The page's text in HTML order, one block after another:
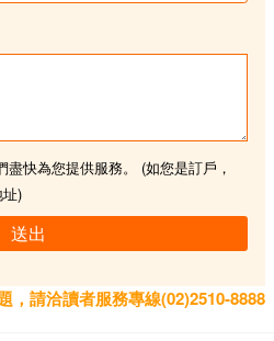
快為您提供服務。 (如您是訂戶，
)
送出
，請洽讀者服務專線(02)2510-8888